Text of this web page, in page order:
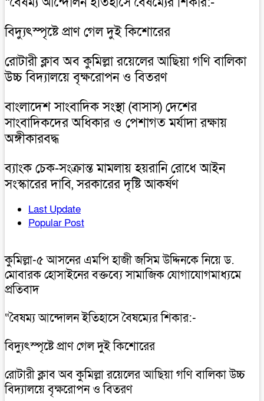
বিদ্যুৎস্পৃষ্টে প্রাণ গেল দুই কিশোরের
রোটারী ক্লাব অব কুমিল্লা রয়েলের আছিয়া গণি বালিকা
উচ্চ বিদ্যালয়ে বৃক্ষরোপন ও বিতরণ
বাংলাদেশ সাংবাদিক সংস্থা (বাসাস) দেশের
সাংবাদিকদের অধিকার ও পেশাগত মর্যাদা রক্ষায়
অঙ্গীকারবদ্ধ
ব্যাংক চেক-সংক্রান্ত মামলায় হয়রানি রোধে আইন
সংস্কারের দাবি, সরকারের দৃষ্টি আকর্ষণ
Last Update
Popular Post
কুমিল্লা-৫ আসনের এমপি হাজী জসিম উদ্দিনকে নিয়ে ড.
মোবারক হোসাইনের বক্তব্যে সামাজিক যোগাযোগমাধ্যমে
প্রতিবাদ
“বৈষম্য আন্দোলন ইতিহাসে বৈষম্যের শিকার:-
বিদ্যুৎস্পৃষ্টে প্রাণ গেল দুই কিশোরের
রোটারী ক্লাব অব কুমিল্লা রয়েলের আছিয়া গণি বালিকা উচ্চ
বিদ্যালয়ে বৃক্ষরোপন ও বিতরণ